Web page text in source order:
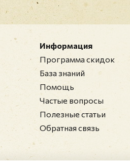
Информация
Программа скидок
База знаний
Помощь
Частые вопросы
Полезные статьи
Обратная связь